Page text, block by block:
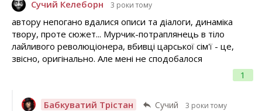
Сучий Келеборн 3 роки тому
1
автору непогано вдалися описи та діалоги, динаміка
твору, проте сюжет... Мурчик-потраплянець в тіло
лайливого революціонера, вбивці царської сім'ї - це,
звісно, оригінально. Але мені не сподобалося
Бабкуватий Трістан Сучий 3 роки тому